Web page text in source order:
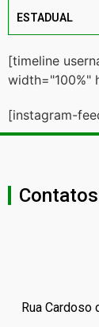
ESTADUAL
[timeline
width="100%"
[instagram-
Rua Cardoso